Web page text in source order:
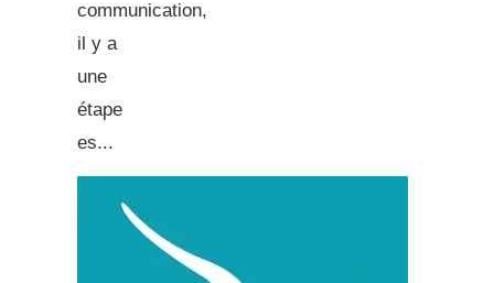
communication,
il y a
une
étape
es...